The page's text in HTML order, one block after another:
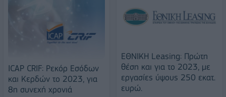
ICAP CRIF: Ρεκόρ Εσόδων
και Κερδών το 2023, για
8η συνεχή χρονιά
ΕΘΝΙΚΗ Leasing: Πρώτη
θέση και για το 2023, με
εργασίες ύψους 250 εκατ.
ευρώ.